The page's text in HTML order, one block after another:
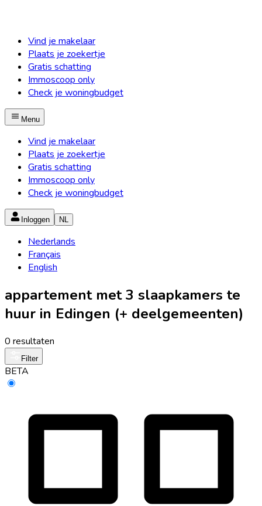
Vind je makelaar
Plaats je zoekertje
Gratis schatting
Immoscoop only
Check je woningbudget
Menu
Vind je makelaar
Plaats je zoekertje
Gratis schatting
Immoscoop only
Check je woningbudget
Inloggen NL
Nederlands
Français
English
appartement met 3 slaapkamers te
huur in Edingen (+ deelgemeenten)
0 resultaten
Filter
BETA